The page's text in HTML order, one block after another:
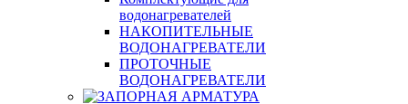
водонагревателей
НАКОПИТЕЛЬНЫЕ
ВОДОНАГРЕВАТЕЛИ
ПРОТОЧНЫЕ
ВОДОНАГРЕВАТЕЛИ